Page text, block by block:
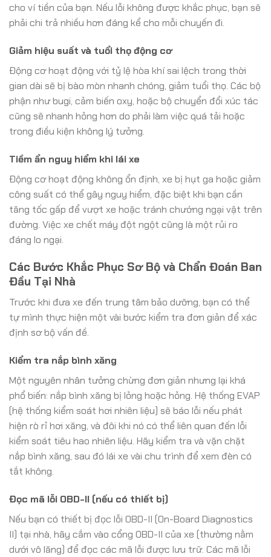
cho ví tiền của bạn. Nếu lỗi không được khắc phục, bạn sẽ
phải chi trả nhiều hơn đáng kể cho mỗi chuyến đi.
Giảm hiệu suất và tuổi thọ động cơ
Động cơ hoạt động với tỷ lệ hòa khí sai lệch trong thời
gian dài sẽ bị bào mòn nhanh chóng, giảm tuổi thọ. Các bộ
phận như bugi, cảm biến oxy, hoặc bộ chuyển đổi xúc tác
cũng sẽ nhanh hỏng hơn do phải làm việc quá tải hoặc
trong điều kiện không lý tưởng.
Tiềm ẩn nguy hiểm khi lái xe
Động cơ hoạt động không ổn định, xe bị hụt ga hoặc giảm
công suất có thể gây nguy hiểm, đặc biệt khi bạn cần
tăng tốc gấp để vượt xe hoặc tránh chướng ngại vật trên
đường. Việc xe chết máy đột ngột cũng là một rủi ro
đáng lo ngại.
Các Bước Khắc Phục Sơ Bộ và Chẩn Đoán Ban
Đầu Tại Nhà
Trước khi đưa xe đến trung tâm bảo dưỡng, bạn có thể
tự mình thực hiện một vài bước kiểm tra đơn giản để xác
định sơ bộ vấn đề.
Kiểm tra nắp bình xăng
Một nguyên nhân tưởng chừng đơn giản nhưng lại khá
phổ biến: nắp bình xăng bị lỏng hoặc hỏng. Hệ thống EVAP
(hệ thống kiểm soát hơi nhiên liệu) sẽ báo lỗi nếu phát
hiện rò rỉ hơi xăng, và đôi khi nó có thể liên quan đến lỗi
kiểm soát tiêu hao nhiên liệu. Hãy kiểm tra và vặn chặt
nắp bình xăng, sau đó lái xe vài chu trình để xem đèn có
tắt không.
Đọc mã lỗi OBD-II (nếu có thiết bị)
Nếu bạn có thiết bị đọc lỗi OBD-II (On-Board Diagnostics
II) tại nhà, hãy cắm vào cổng OBD-II của xe (thường nằm
dưới vô lăng) để đọc các mã lỗi được lưu trữ. Các mã lỗi